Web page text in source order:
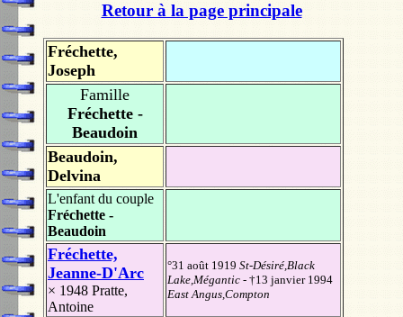
Retour à la page principale
Fréchette,
Joseph
Famille
Fréchette -
Beaudoin
Beaudoin,
Delvina
L'enfant du couple
Fréchette -
Beaudoin
Fréchette,
Jeanne-D'Arc
× 1948 Pratte,
Antoine
°31 août 1919 St-Désiré,Black
Lake,Mégantic - †13 janvier 1994
East Angus,Compton